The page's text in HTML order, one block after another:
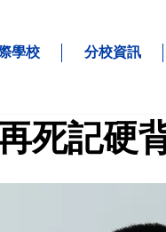
學校 分校資訊
死記硬